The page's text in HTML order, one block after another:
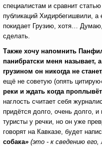
специалистам и сравнит
публикаций Хидирбегишвили, а
покидает Грузию, хотя…
сделать.
Также хочу напомнить
панибратски меня называет,
грузином он никогда не
ещё не советую (опять
реки и ждать когда проплывёт
наглость считает себя
придётся долго, очень долго,
туристы у речки, но он уже
говорят на Кавказе, будет
собака» (это - к сведению его,